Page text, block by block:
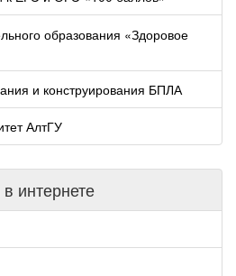
образования «Здоровое
и конструирования БПЛА
АлтГУ
интернете